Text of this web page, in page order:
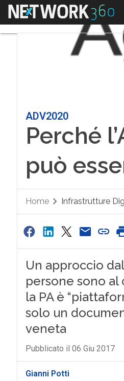
Menu
ADV2020
Perché
può
Home Infrastrutture
Un approccio
persone sono
la PA è
solo un
veneta
Pubblicato il 06 Giu 2017
Gianni Potti